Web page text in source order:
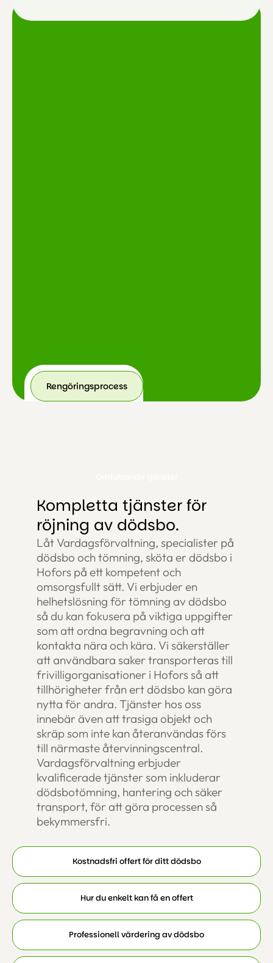
Rengöringsprocess
Kostnadsfri offert för ditt dödsbo
Hur du enkelt kan få en offert
Professionell värdering av dödsbo
Kompletta tjänster för
röjning av dödsbo.
Låt Vardagsförvaltning, specialister på
dödsbo och tömning, sköta er dödsbo i
Hofors på ett kompetent och
omsorgsfullt sätt. Vi erbjuder en
helhetslösning för tömning av dödsbo
så du kan fokusera på viktiga uppgifter
som att ordna begravning och att
kontakta nära och kära. Vi säkerställer
att användbara saker transporteras till
frivilligorganisationer i Hofors så att
tillhörigheter från ert dödsbo kan göra
nytta för andra. Tjänster hos oss
innebär även att trasiga objekt och
skräp som inte kan återanvändas förs
till närmaste återvinningscentral.
Vardagsförvaltning erbjuder
kvalificerade tjänster som inkluderar
dödsbotömning, hantering och säker
transport, för att göra processen så
bekymmersfri.